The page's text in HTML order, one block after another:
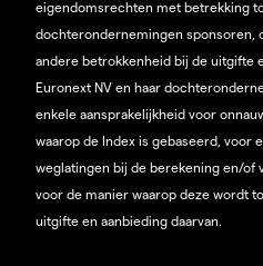
eigendomsrechten met betrekking
dochterondernemingen sponsoren,
andere betrokkenheid bij de uitgifte
Euronext NV en haar
enkele aansprakelijkheid voor
waarop de Index is gebaseerd, voor
weglatingen bij de berekening en/of
voor de manier waarop deze wordt
uitgifte en aanbieding daarvan.